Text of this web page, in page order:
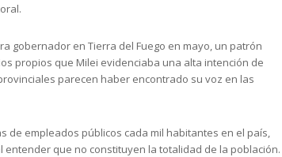
gobernador en Tierra del Fuego en mayo, un patrón
propios que Milei evidenciaba una alta intención de
parecen haber encontrado su voz en las
de empleados públicos cada mil habitantes en el país,
que no constituyen la totalidad de la población.